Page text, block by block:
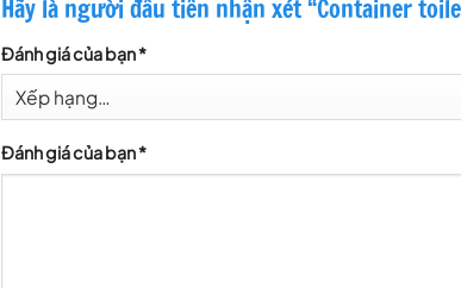
Hãy là người đầu tiên nhận xét “Container
Đánh giá của bạn*
Đánh giá của bạn*